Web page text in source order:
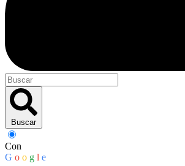
Buscar
Con
G o o g l e